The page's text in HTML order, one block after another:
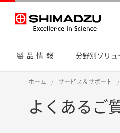
製品情報 分野別ソリュ
ホーム サービス＆サポート
よくあるご